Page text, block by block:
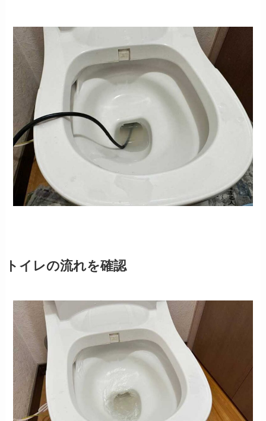
トイレの流れを確認